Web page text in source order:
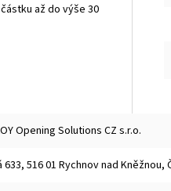
až do výše 30
Opening Solutions CZ s.r.o.
516 01 Rychnov nad Kněžnou,